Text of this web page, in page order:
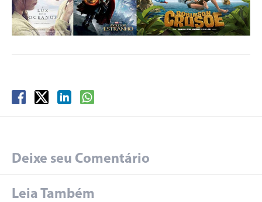
Deixe seu Comentário
Leia Também